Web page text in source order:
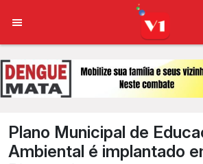
Plano Municipal de
Ambiental é implantado